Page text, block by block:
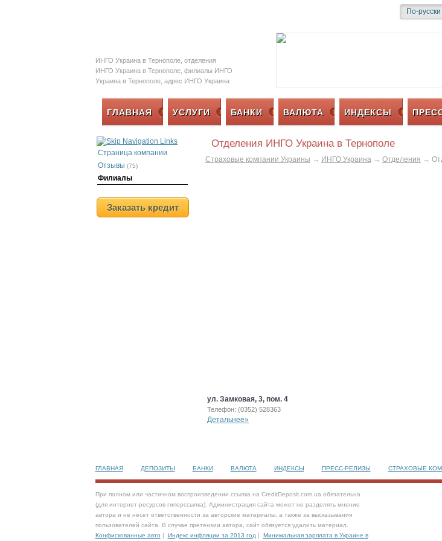
По-русски
ИНГО Украина в Тернополе, отделения
ИНГО Украина в Тернополе, филиалы ИНГО
Украина в Тернополе, адрес ИНГО Украина
Тернополе, страховая компания ИНГО
Украина в Тернополе
ГЛАВНАЯ УСЛУГИ БАНКИ ВАЛЮТА ИНДЕКСЫ
Страница компании
Отзывы (75)
Филиалы
Заказать кредит
Отделения ИНГО Украина в Тернополе
Страховые компании Украины → ИНГО Украина → Отделения →
ул. Замковая, 3, пом. 4
Телефон: (0352) 528363
Детальнее»
ГЛАВНАЯ ДЕПОЗИТЫ БАНКИ ВАЛЮТА ИНДЕКСЫ ПРЕСС-РЕЛИЗЫ СТРАХОВЫЕ
При полном или частичном воспроизведении ссылка на CreditDeposit.com.ua обязательна
(для интернет-ресурсов гиперссылка). Администрация сайта может не разделять мнение
автора и не несет ответственности за авторские материалы, а также за высказывания
пользователей сайта. В случае претензии автора, сайт обязуется удалить материал.
Конфискованные авто | Индекс инфляции за 2013 год | Минимальная зарплата в Украине в